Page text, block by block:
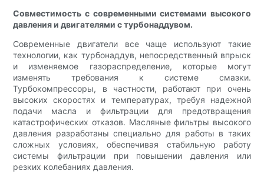
Совместимость с современными системами высокого
давления и двигателями с турбонаддувом.
Современные двигатели все чаще используют такие
технологии, как турбонаддув, непосредственный впрыск
и изменяемое газораспределение, которые могут
изменять требования к системе смазки.
Турбокомпрессоры, в частности, работают при очень
высоких скоростях и температурах, требуя надежной
подачи масла и фильтрации для предотвращения
катастрофических отказов. Масляные фильтры высокого
давления разработаны специально для работы в таких
сложных условиях, обеспечивая стабильную работу
системы фильтрации при повышении давления или
резких колебаниях давления.